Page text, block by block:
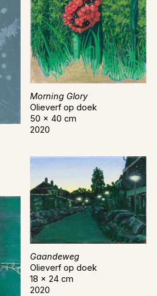
Morning Glory
Olieverf op doek
50 x 40 cm
2020
Gaandeweg
Olieverf op doek
18 x 24 cm
2020